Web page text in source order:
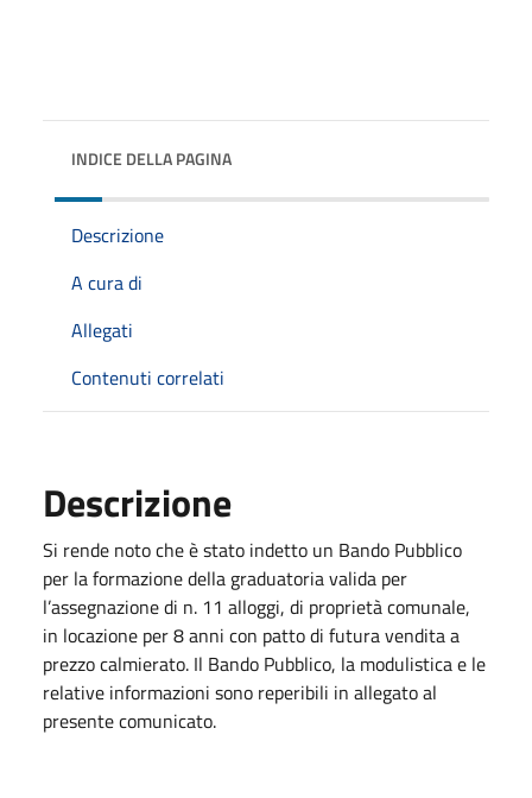
INDICE DELLA PAGINA
Descrizione
A cura di
Allegati
Contenuti correlati
Descrizione
Si rende noto che è stato indetto un Bando Pubblico
per la formazione della graduatoria valida per
l’assegnazione di n. 11 alloggi, di proprietà comunale,
in locazione per 8 anni con patto di futura vendita a
prezzo calmierato. Il Bando Pubblico, la modulistica e le
relative informazioni sono reperibili in allegato al
presente comunicato.